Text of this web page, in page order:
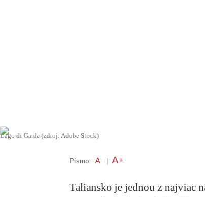
Lago di Garda (zdroj: Adobe Stock)
Písmo: A- A+
Taliansko je jednou z najviac